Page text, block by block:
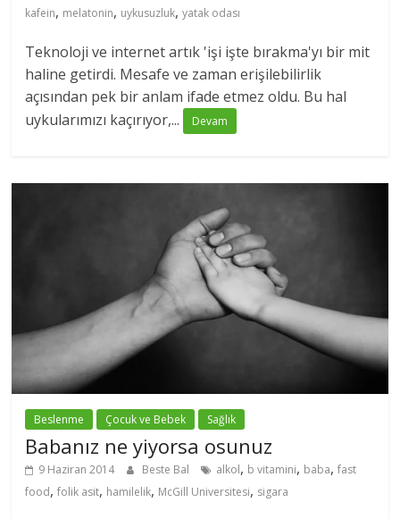
kafein, melatonin, uykusuzluk,yatak odası
Teknoloji ve internet artık 'işi işte bırakma'yı bir mit
haline getirdi. Mesafe ve zaman erişilebilirlik
açısından pek bir anlam ifade etmez oldu. Bu hal
uykularımızı kaçırıyor,...
Devam
Beslenme Çocuk ve Bebek Sağlık
Babanız ne yiyorsa osunuz
9 Haziran 2014 Beste Bal alkol, b vitamini, baba,fast
food,folik asit, hamilelik, McGill Universitesi, sigara